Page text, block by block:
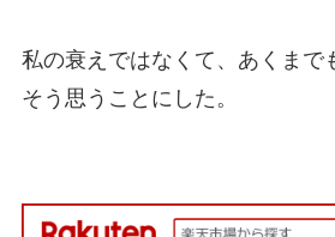
私の衰えではなくて、あくまで
そう思うことにした。